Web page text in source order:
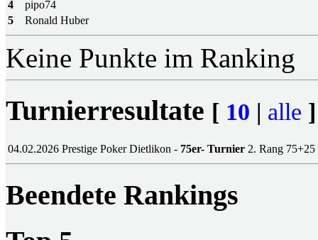
4
pipo74
5
Ronald Huber
Keine Punkte im Ranking
Turnierresultate [ 10 | alle ]
04.02.2026 Prestige Poker Dietlikon - 75er- Turnier 2. Rang 75+25
Beendete Rankings